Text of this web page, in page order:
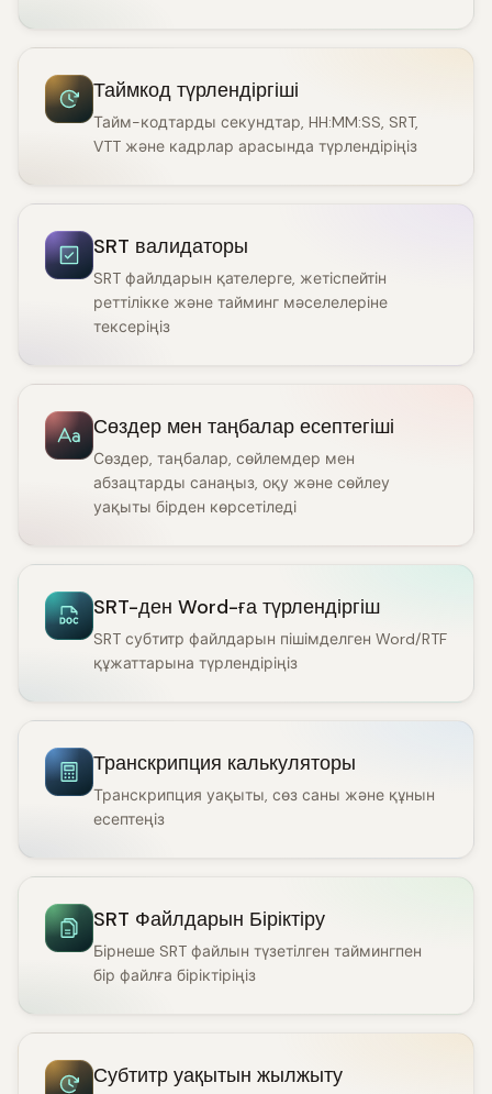
Таймкод түрлендіргіші
Тайм-кодтарды секундтар, HH:MM:SS, SRT,
VTT және кадрлар арасында түрлендіріңіз
SRT валидаторы
SRT файлдарын қателерге, жетіспейтін
реттілікке және тайминг мәселелеріне
тексеріңіз
Сөздер мен таңбалар есептегіші
Сөздер, таңбалар, сөйлемдер мен
абзацтарды санаңыз, оқу және сөйлеу
уақыты бірден көрсетіледі
SRT-ден Word-ға түрлендіргіш
SRT субтитр файлдарын пішімделген Word/RTF
құжаттарына түрлендіріңіз
Транскрипция калькуляторы
Транскрипция уақыты, сөз саны және құнын
есептеңіз
SRT Файлдарын Біріктіру
Бірнеше SRT файлын түзетілген таймингпен
бір файлға біріктіріңіз
Субтитр уақытын жылжыту